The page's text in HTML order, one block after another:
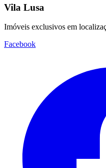
Vila Lusa
Imóveis exclusivos em
Facebook